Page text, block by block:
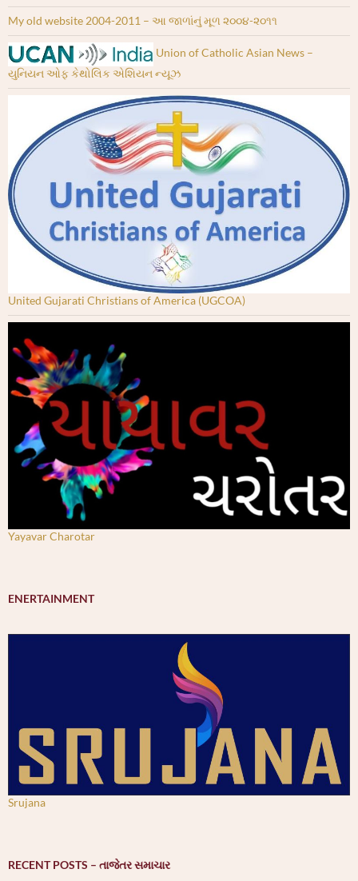
My old website 2004-2011 – આ જાળાંનું મૂળ ૨૦૦૪-૨૦૧૧
Union of Catholic Asian News –
યુનિયન ઓફ કેથોલિક એશિયન ન્યૂઝ
United Gujarati Christians of America (UGCOA)
Yayavar Charotar
ENERTAINMENT
Srujana
RECENT POSTS – તાજેતર સમાચાર